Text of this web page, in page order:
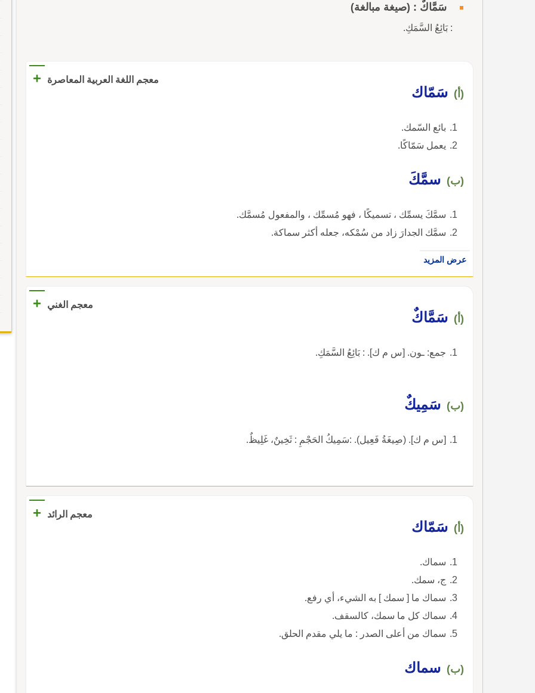
سَمَّاكٌ : (صيغة مبالغة)
: بَائِعُ السَّمَكِ.
معجم اللغة العربية المعاصرة +
(أ) سَمّاك
بائع السّمك.
يعمل سَمّاكًا.
(ب) سمَّكَ
سمَّكَ يسمِّك ، تسميكًا ، فهو مُسمِّك ، والمفعول مُسمَّك.
سمَّك الجدارَ زاد من سُمْكه، جعله أكثر سماكة.
عرض المزيد
معجم الغني +
(أ) سَمَّاكٌ
جمع: ـون. [س م ك]. : بَائِعُ السَّمَكِ.
(ب) سَمِيكٌ
[س م ك]. (صِيغَةُ فَعِيل). :سَمِيكُ الحَجْمِ : ثَخِينٌ، غَلِيظٌ.
معجم الرائد +
(أ) سَمّاك
سماك.
ج، سمك.
سماك ما [ سمك ] به الشيء، أي رفع.
سماك كل ما سمك، كالسقف.
سماك من أعلى الصدر : ما يلي مقدم الحلق.
(ب) سماك